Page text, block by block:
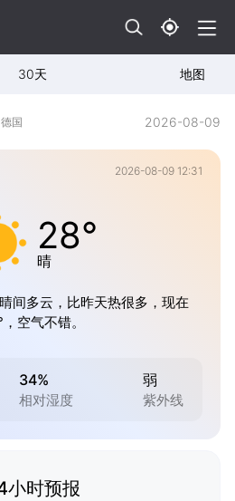
30天 地图
国 2026-08-09
2026-08-09 12:31
28°
晴
间多云，比昨天热很多，现在
空气不错。
34%
相对湿度
弱
紫外线
小时预报